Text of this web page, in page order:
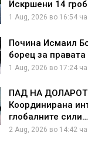
Искршени 14
1 Aug, 2026 во 16:54
Почина Исмаил
борец за
1 Aug, 2026 во 17:24
ПАД НА
Координирана
глобалните сили…
2 Aug, 2026 во 14:42